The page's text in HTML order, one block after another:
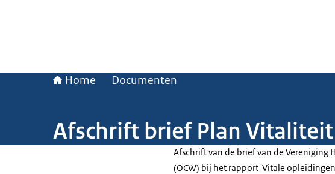
Home Documenten
Afschrift brief Plan
Afschrift van de brief van de Vereniging
(OCW) bij het rapport 'Vitale